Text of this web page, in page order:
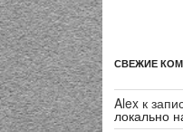
СВЕЖИЕ
Alex к
локально